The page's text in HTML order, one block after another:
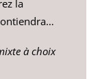
la
à choix